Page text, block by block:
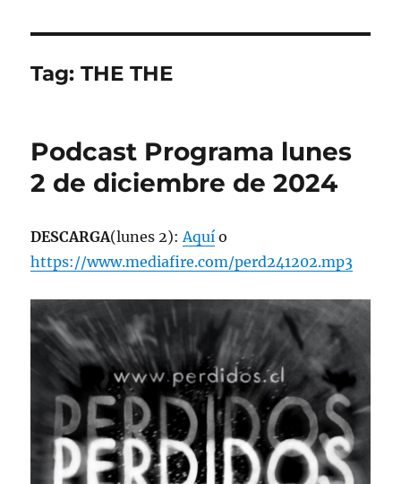
Tag:THE THE
Podcast Programa lunes
2 de diciembre de 2024
DESCARGA(lunes 2):Aquí o
https://www.mediafire.com/perd241202.mp3